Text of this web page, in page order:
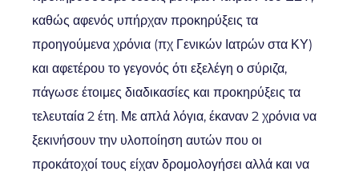
καθώς αφενός υπήρχαν προκηρύξεις τα
προηγούμενα χρόνια (πχ Γενικών Ιατρών στα ΚΥ)
και αφετέρου το γεγονός ότι εξελέγη ο σύριζα,
πάγωσε έτοιμες διαδικασίες και προκηρύξεις τα
τελευταία 2 έτη. Με απλά λόγια, έκαναν 2 χρόνια να
ξεκινήσουν την υλοποίηση αυτών που οι
προκάτοχοί τους είχαν δρομολογήσει αλλά και να